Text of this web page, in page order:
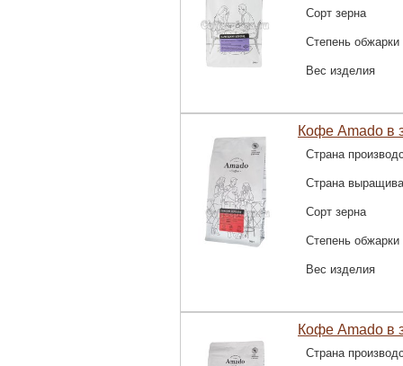
Сорт зерна
Степень обжарки
Вес изделия
Кофе Amado в
Страна
Страна
Сорт зерна
Степень обжарки
Вес изделия
Кофе Amado в
Страна